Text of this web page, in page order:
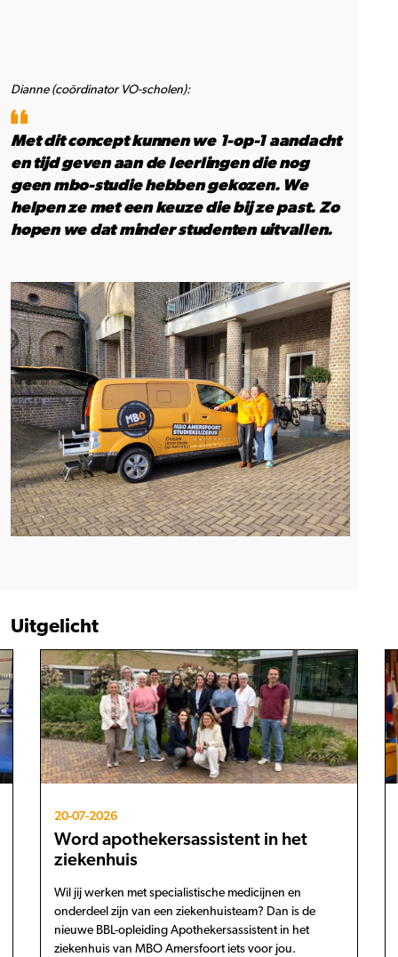
Dianne (coördinator VO-scholen):
Met dit concept kunnen we 1-op-1 aandacht
en tijd geven aan de leerlingen die nog
geen mbo-studie hebben gekozen. We
helpen ze met een keuze die bij ze past. Zo
hopen we dat minder studenten uitvallen.
Uitgelicht
20-07-2026
Word apothekersassistent in het
ziekenhuis
Wil jij werken met specialistische medicijnen en
onderdeel zijn van een ziekenhuisteam? Dan is de
nieuwe BBL-opleiding Apothekersassistent in het
ziekenhuis van MBO Amersfoort iets voor jou.